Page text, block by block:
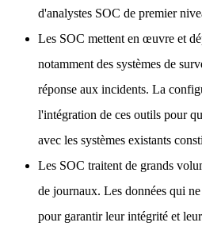
d'analystes SOC de premier
Les SOC mettent en œuvre et
notamment des systèmes de
réponse aux incidents. La
l'intégration de ces outils pour
avec les systèmes existants
Les SOC traitent de grands
de journaux. Les données qui
pour garantir leur intégrité et